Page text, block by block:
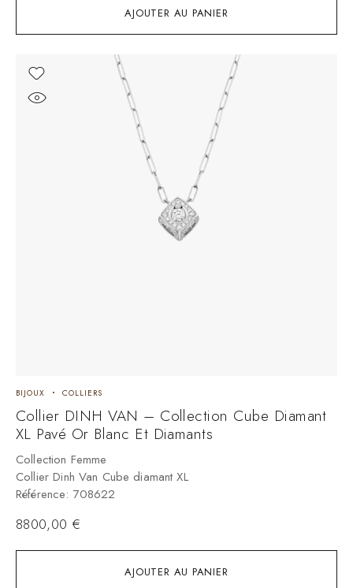
AJOUTER AU PANIER
AJOUTER AU PANIER
BIJOUX COLLIERS
Collier DINH VAN – Collection Cube Diamant
XL Pavé Or Blanc Et Diamants
Collection Femme
Collier Dinh Van Cube diamant XL
Référence: 708622
8800,00 €